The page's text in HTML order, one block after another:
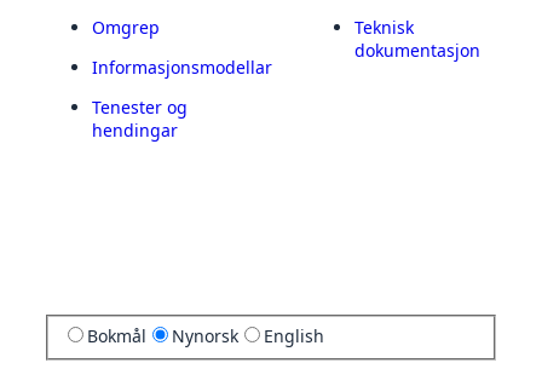
Omgrep
Informasjonsmodellar
Tenester og
hendingar
Teknisk
dokumentasjon
Bokmål Nynorsk English